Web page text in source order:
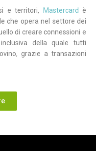
e territori, Mastercard è
che opera nel settore dei
di creare connessioni e
inclusiva della quale tutti
grazie a transazioni